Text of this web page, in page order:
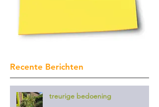
Recente Berichten
treurige bedoening